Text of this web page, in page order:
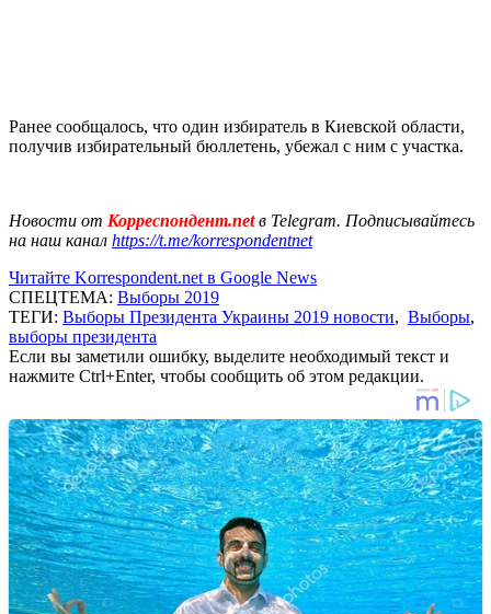
Ранее сообщалось, что один избиратель в Киевской области,
получив избирательный бюллетень, убежал с ним с участка.
Новости от Корреспондент.netв Telegram. Подписывайтесь
на наш канал https://t.me/korrespondentnet
Читайте Korrespondent.net в Google News
СПЕЦТЕМА: Выборы 2019
ТЕГИ: Выборы Президента Украины 2019 новости, Выборы,
выборы президента
Если вы заметили ошибку, выделите необходимый текст и
нажмите Ctrl+Enter, чтобы сообщить об этом редакции.